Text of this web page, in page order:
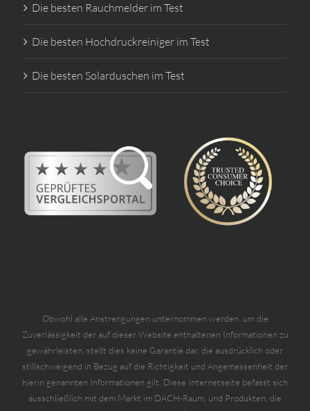
Die besten Rauchmelder im Test
Die besten Hochdruckreiniger im Test
Die besten Solarduschen im Test
Obwohl alle Anstrengungen unternommen werden, um die
Zuverlässigkeit der auf dieser Website enthaltenen Informationen zu
gewährleisten, stellt dies keine Garantie dar, die ausdrücklich oder
stillschweigend in Bezug auf die Richtigkeit und Angemessenheit der
hierin genannten Informationen gilt. Diese Internetseite befasst sich
ausschließlich mit dem Markt im DACH-Raum, und Produkten, die